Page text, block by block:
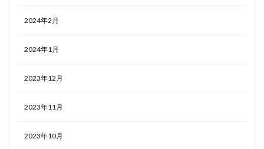
2024年2月
2024年1月
2023年12月
2023年11月
2023年10月